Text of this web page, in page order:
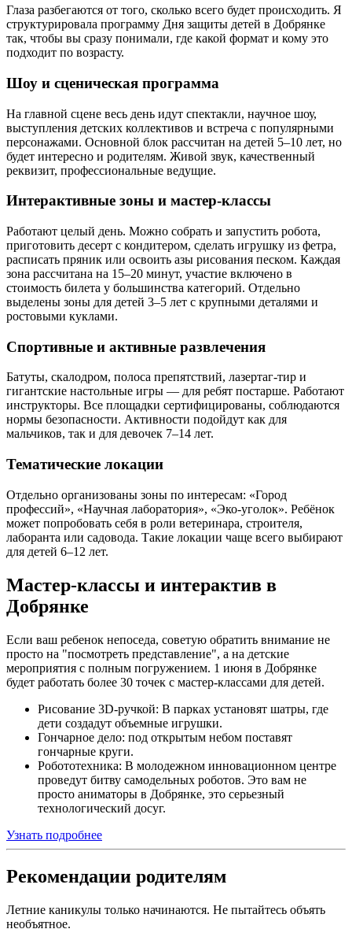
Глаза разбегаются от того, сколько всего будет происходить. Я
структурировала программу Дня защиты детей в Добрянке
так, чтобы вы сразу понимали, где какой формат и кому это
подходит по возрасту.
Шоу и сценическая программа
На главной сцене весь день идут спектакли, научное шоу,
выступления детских коллективов и встреча с популярными
персонажами. Основной блок рассчитан на детей 5–10 лет, но
будет интересно и родителям. Живой звук, качественный
реквизит, профессиональные ведущие.
Интерактивные зоны и мастер-классы
Работают целый день. Можно собрать и запустить робота,
приготовить десерт с кондитером, сделать игрушку из фетра,
расписать пряник или освоить азы рисования песком. Каждая
зона рассчитана на 15–20 минут, участие включено в
стоимость билета у большинства категорий. Отдельно
выделены зоны для детей 3–5 лет с крупными деталями и
ростовыми куклами.
Спортивные и активные развлечения
Батуты, скалодром, полоса препятствий, лазертаг-тир и
гигантские настольные игры — для ребят постарше. Работают
инструкторы. Все площадки сертифицированы, соблюдаются
нормы безопасности. Активности подойдут как для
мальчиков, так и для девочек 7–14 лет.
Тематические локации
Отдельно организованы зоны по интересам: «Город
профессий», «Научная лаборатория», «Эко-уголок». Ребёнок
может попробовать себя в роли ветеринара, строителя,
лаборанта или садовода. Такие локации чаще всего выбирают
для детей 6–12 лет.
Мастер-классы и интерактив в
Добрянке
Если ваш ребенок непоседа, советую обратить внимание не
просто на "посмотреть представление", а на детские
мероприятия с полным погружением. 1 июня в Добрянке
будет работать более 30 точек с мастер-классами для детей.
Рисование 3D-ручкой: В парках установят шатры, где
дети создадут объемные игрушки.
Гончарное дело: под открытым небом поставят
гончарные круги.
Робототехника: В молодежном инновационном центре
проведут битву самодельных роботов. Это вам не
просто аниматоры в Добрянке, это серьезный
технологический досуг.
Узнать подробнее
Рекомендации родителям
Летние каникулы только начинаются. Не пытайтесь объять
необъятное.